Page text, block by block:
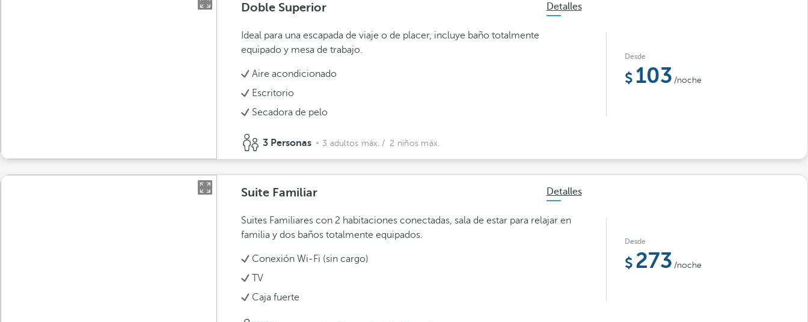
Doble Superior Detalles
Ideal para una escapada de viaje o de placer, incluye baño totalmente
equipado y mesa de trabajo.
Aire acondicionado
Escritorio
Secadora de pelo
3 Personas 3 adultos máx. / 2 niños máx.
Desde
103 /noche
Suite Familiar Detalles
Suites Familiares con 2 habitaciones conectadas, sala de estar para relajar en
familia y dos baños totalmente equipados.
Conexión Wi-Fi (sin cargo)
TV
Caja fuerte
Desde
273 /noche